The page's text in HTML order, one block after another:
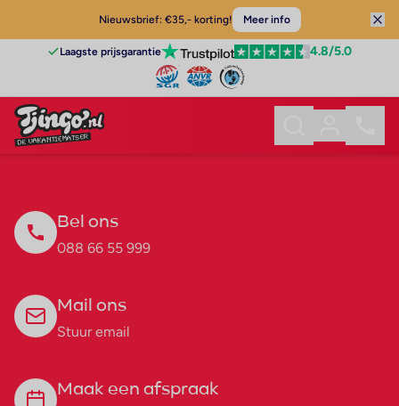
Nieuwsbrief: €35,- korting! Meer info
Laagste prijsgarantie 4.8/5.0
Bel ons
088 66 55 999
Mail ons
Stuur email
Maak een afspraak